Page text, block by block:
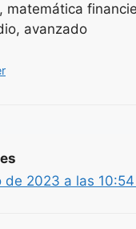
matemática
avanzado
de 2023 a las 10:54